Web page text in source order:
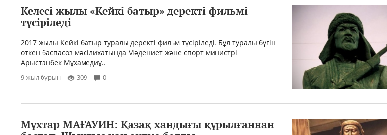
Келесі жылы «Кейкі батыр» деректі фильмі
түсіріледі
2017 жылы Кейкі батыр туралы деректі фильм түсіріледі. Бұл туралы бүгін
өткен баспасөз мәсілихатында Мәдениет және спорт министрі
Арыстанбек Мұхамедиұ..
9 жыл бұрын 309 0
Мұхтар МАҒАУИН: Қазақ хандығы құрылғаннан